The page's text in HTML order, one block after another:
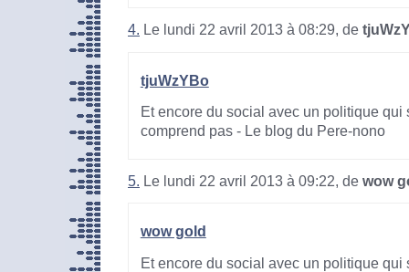
4. Le lundi 22 avril 2013 à 08:29, de
tjuWzYBo
Et encore du social avec un politique qui
comprend pas - Le blog du Pere-nono
5. Le lundi 22 avril 2013 à 09:22, de wow
wow gold
Et encore du social avec un politique qui